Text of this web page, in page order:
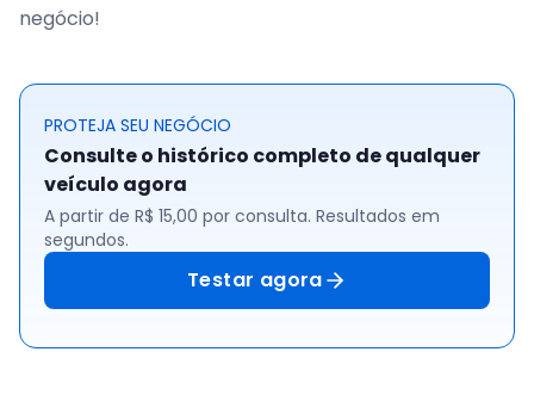
negócio!
PROTEJA SEU NEGÓCIO
Consulte o histórico completo de qualquer
veículo agora
A partir de R$ 15,00 por consulta. Resultados em
segundos.
Testar agora